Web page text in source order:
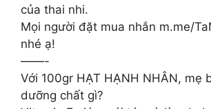
của thai nhi.
Mọi người đặt mua nhắn m.me/
nhé ạ!
——-
Với 100gr HẠT HẠNH NHÂN, mẹ
dưỡng chất gì?